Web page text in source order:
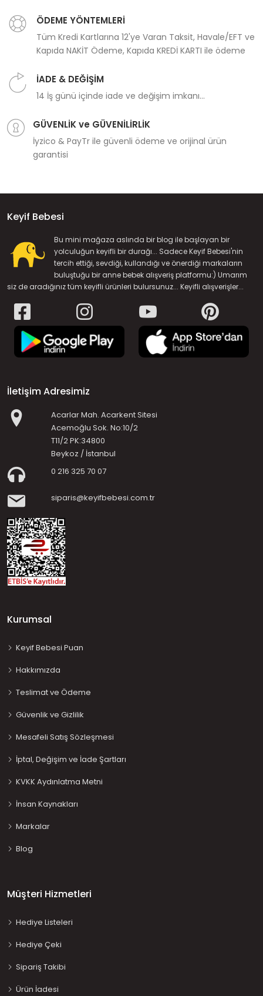
ÖDEME YÖNTEMLERİ
Tüm Kredi Kartlarına 12'ye Varan Taksit, Havale/EFT ve
Kapıda NAKİT Ödeme, Kapıda KREDİ KARTI ile ödeme
İADE & DEĞİŞİM
14 İş günü içinde iade ve değişim imkanı...
GÜVENLİK ve GÜVENİLİRLİK
İyzico & PayTr ile güvenli ödeme ve orijinal ürün
garantisi
Keyif Bebesi
Bu mini mağaza aslında bir blog ile başlayan bir
yolculuğun keyifli bir durağı... Sadece Keyif Bebesi'nin
tercih ettiği, sevdiği, kullandığı ve önerdiği markaların
buluştuğu bir anne bebek alışveriş platformu:) Umarım
siz de aradığınız tüm keyifli ürünleri bulursunuz... Keyifli alışverişler...
İletişim Adresimiz
Acarlar Mah. Acarkent Sitesi
Acemoğlu Sok. No:10/2
T11/2 PK:34800
Beykoz / İstanbul
0 216 325 70 07
siparis@keyifbebesi.com.tr
Kurumsal
Keyif Bebesi Puan
Hakkımızda
Teslimat ve Ödeme
Güvenlik ve Gizlilik
Mesafeli Satış Sözleşmesi
İptal, Değişim ve İade Şartları
KVKK Aydınlatma Metni
İnsan Kaynakları
Markalar
Blog
Müşteri Hizmetleri
Hediye Listeleri
Hediye Çeki
Sipariş Takibi
Ürün İadesi